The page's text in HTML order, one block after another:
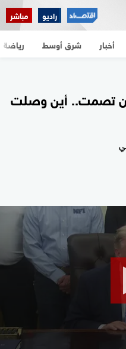
راديو مباشر
أخبار شرق أوسط رياضة
تصمت.. أين وصلت
seconds
minute,
43